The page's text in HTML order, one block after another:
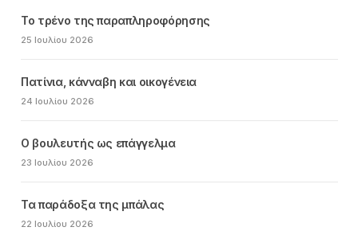
Το τρένο της παραπληροφόρησης
25 Ιουλίου 2026
Πατίνια, κάνναβη και οικογένεια
24 Ιουλίου 2026
Ο βουλευτής ως επάγγελμα
23 Ιουλίου 2026
Τα παράδοξα της μπάλας
22 Ιουλίου 2026